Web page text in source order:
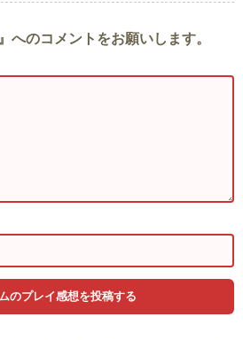
へのコメントをお願いします。